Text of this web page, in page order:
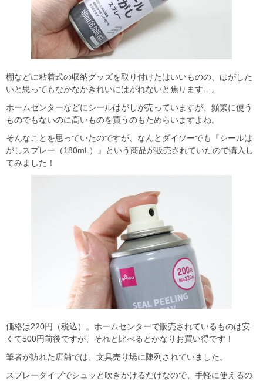
棚などに粘着式の収納グッズを取り付けたはいいものの、はがした
いと思ってもなかなかきれいにはがれないと焦ります…。
ホームセンターなどにシールはがしが売っていますが、頻繁に使う
ものでもないのに高いものを買うのもためらいますよね。
そんなことを思っていたのですが、なんとダイソーでも『シールは
がしスプレー（180mL）』という商品が販売されていたので購入し
てみました！
価格は220円（税込）。ホームセンターで販売されているものは安
くて500円前後ですが、それと比べるとかなりお買い得です！
筆者が訪れた店舗では、文具売り場に陳列されていました。
スプレータイプでシュッと吹きかけるだけなので、手軽に使えるの